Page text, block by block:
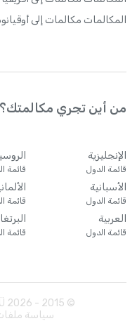
المكالمات مكالمات إلى
من أين تجري
الإنجليزية
قائمة الدول قائمة
الأسبانية
قائمة الدول قائمة
العربية
قائمة الدول قائمة
© 2015 -
2026
سياسة ملفات